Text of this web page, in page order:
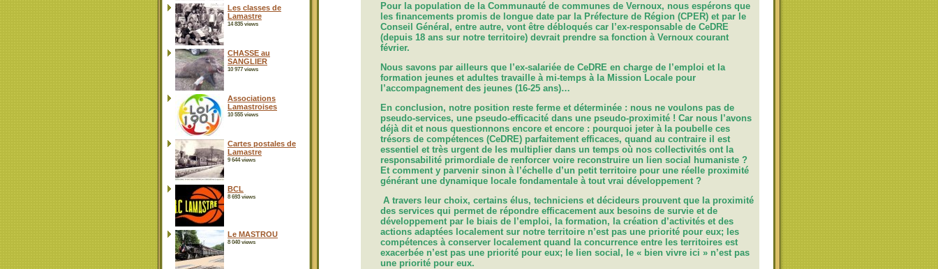
Les classes de
Lamastre
14 835 views
CHASSE au
SANGLIER
10 977 views
Associations
Lamastroises
10 555 views
Cartes postales de
Lamastre
9 644 views
BCL
8 693 views
Le MASTROU
8 040 views
Pour la population de la Communauté de communes de Vernoux, nous espérons que
les financements promis de longue date par la Préfecture de Région (CPER) et par le
Conseil Général, entre autre, vont être débloqués car l’ex-responsable de CeDRE
(depuis 18 ans sur notre territoire) devrait prendre sa fonction à Vernoux courant
février.
Nous savons par ailleurs que l’ex-salariée de CeDRE en charge de l’emploi et la
formation jeunes et adultes travaille à mi-temps à la Mission Locale pour
l’accompagnement des jeunes (16-25 ans)…
En conclusion, notre position reste ferme et déterminée : nous ne voulons pas de
pseudo-services, une pseudo-efficacité dans une pseudo-proximité ! Car nous l’avons
déjà dit et nous questionnons encore et encore : pourquoi jeter à la poubelle ces
trésors de compétences (CeDRE) parfaitement efficaces, quand au contraire il est
essentiel et très urgent de les multiplier dans un temps où nos collectivités ont la
responsabilité primordiale de renforcer voire reconstruire un lien social humaniste ?
Et comment y parvenir sinon à l’échelle d’un petit territoire pour une réelle proximité
générant une dynamique locale fondamentale à tout vrai développement ?
A travers leur choix, certains élus, techniciens et décideurs prouvent que la proximité
des services qui permet de répondre efficacement aux besoins de survie et de
développement par le biais de l’emploi, la formation, la création d’activités et des
actions adaptées localement sur notre territoire n’est pas une priorité pour eux; les
compétences à conserver localement quand la concurrence entre les territoires est
exacerbée n’est pas une priorité pour eux; le lien social, le « bien vivre ici » n’est pas
une priorité pour eux.